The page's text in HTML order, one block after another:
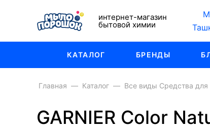
интернет-магазин
бытовой химии
КАТАЛОГ БРЕНДЫ
Главная Каталог Все виды Средства для
GARNIER Color